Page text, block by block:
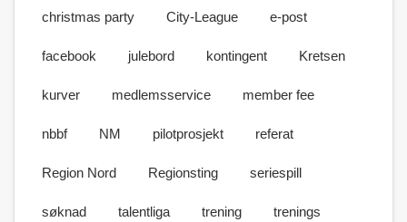
christmas party City-League e-post
facebook julebord kontingent Kretsen
kurver medlemsservice member fee
nbbf NM pilotprosjekt referat
Region Nord Regionsting seriespill
søknad talentliga trening trenings